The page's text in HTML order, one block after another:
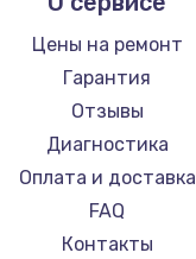
Заказать
Замена видеочипа
от 2745 руб.
Заказать
Замена HDMI
от 600 руб.
Thunderobot
Hisense
АОС
Ardor
Machenike
iru
Titan Army
iFFALCON
Цены на ремонт
Гарантия
Отзывы
Диагностика
Оплата и доставка
FAQ
Контакты